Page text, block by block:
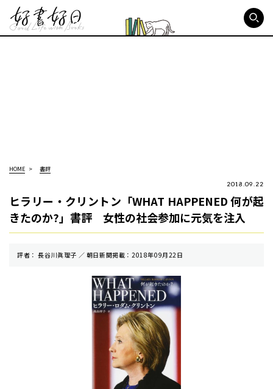
HOME 書評
2018.09.22
ヒラリー・クリントン「WHAT HAPPENED 何が起
きたのか?」書評 女性の社会参加に元気を注入
評者： 長谷川眞理子 ／ 朝⽇新聞掲載：2018年09月22日